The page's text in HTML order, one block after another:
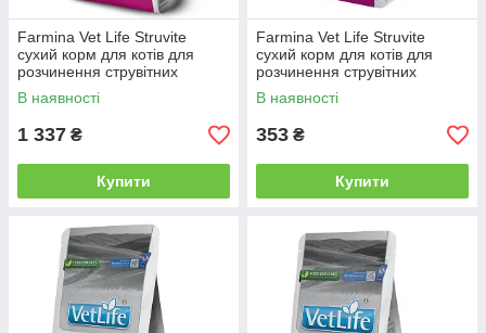
Farmina Vet Life Struvite
сухий корм для котів для
розчинення струвітних
уролітів 2 кг
В наявності
1 337 ₴
Купити
Farmina Vet Life Struvite
сухий корм для котів для
розчинення струвітних
уролітів 400 г
В наявності
353 ₴
Купити